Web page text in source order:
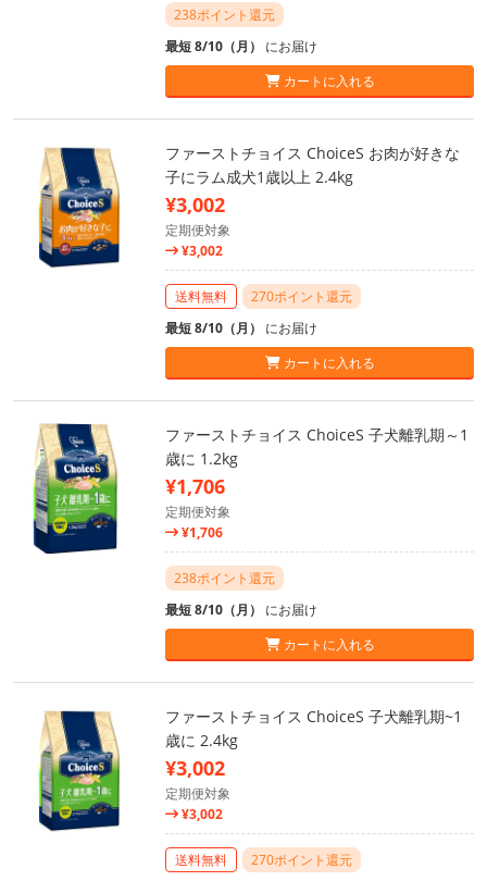
238ポイント還元
最短 8/10（月） にお届け
カートに入れる
ファーストチョイス ChoiceS お肉が好きな
子にラム成犬1歳以上 2.4kg
¥3,002
定期便対象
¥3,002
送料無料
270ポイント還元
最短 8/10（月） にお届け
カートに入れる
ファーストチョイス ChoiceS 子犬離乳期～1
歳に 1.2kg
¥1,706
定期便対象
¥1,706
238ポイント還元
最短 8/10（月） にお届け
カートに入れる
ファーストチョイス ChoiceS 子犬離乳期~1
歳に 2.4kg
¥3,002
定期便対象
¥3,002
送料無料
270ポイント還元